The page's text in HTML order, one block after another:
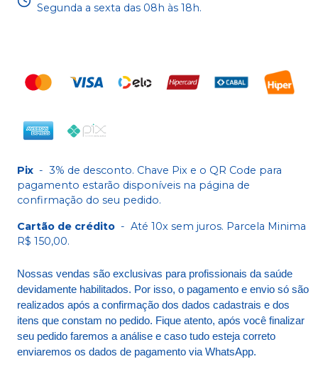
Segunda a sexta das 08h às 18h.
Pix - 3% de desconto. Chave Pix e o QR Code para
pagamento estarão disponíveis na página de
confirmação do seu pedido.
Cartão de crédito - Até 10x sem juros. Parcela Minima
R$ 150,00.
Nossas vendas são exclusivas para profissionais da saúde
devidamente habilitados. Por isso, o pagamento e envio só são
realizados após a confirmação dos dados cadastrais e dos
itens que constam no pedido. Fique atento, após você finalizar
seu pedido faremos a análise e caso tudo esteja correto
enviaremos os dados de pagamento via WhatsApp.